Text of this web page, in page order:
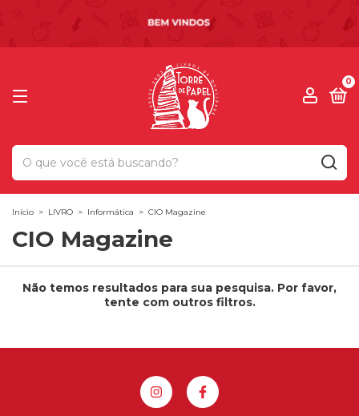
0
Início > LIVRO > Informática > CIO Magazine
CIO Magazine
Não temos resultados para sua pesquisa. Por favor,
tente com outros filtros.